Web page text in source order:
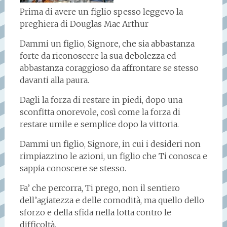
Prima di avere un figlio spesso leggevo la
preghiera di Douglas Mac Arthur
Dammi un figlio, Signore, che sia abbastanza
forte da riconoscere la sua debolezza ed
abbastanza coraggioso da affrontare se stesso
davanti alla paura.
Dagli la forza di restare in piedi, dopo una
sconfitta onorevole, così come la forza di
restare umile e semplice dopo la vittoria.
Dammi un figlio, Signore, in cui i desideri non
rimpiazzino le azioni, un figlio che Ti conosca e
sappia conoscere se stesso.
Fa’ che percorra, Ti prego, non il sentiero
dell’agiatezza e delle comodità, ma quello dello
sforzo e della sfida nella lotta contro le
difficoltà.